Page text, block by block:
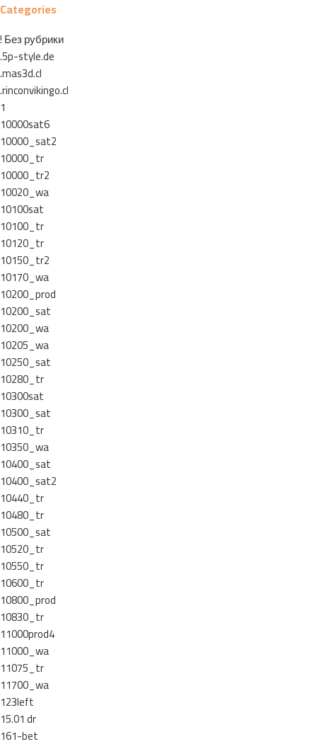
Categories
! Без рубрики
.5p-style.de
.mas3d.cl
.rinconvikingo.cl
1
10000sat6
10000_sat2
10000_tr
10000_tr2
10020_wa
10100sat
10100_tr
10120_tr
10150_tr2
10170_wa
10200_prod
10200_sat
10200_wa
10205_wa
10250_sat
10280_tr
10300sat
10300_sat
10310_tr
10350_wa
10400_sat
10400_sat2
10440_tr
10480_tr
10500_sat
10520_tr
10550_tr
10600_tr
10800_prod
10830_tr
11000prod4
11000_wa
11075_tr
11700_wa
123left
15.01 dr
161-bet